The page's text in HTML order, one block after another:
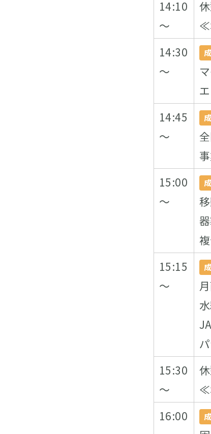
14:10
～
≪
14:30
～
14:45
～
15:00
～
15:15
～
15:30
～
≪
16:00